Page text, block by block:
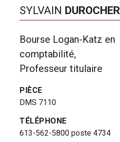
SYLVAIN DUROCHER
Bourse Logan-Katz en
comptabilité,
Professeur titulaire
PIÈCE
DMS 7110
TÉLÉPHONE
613-562-5800 poste 4734